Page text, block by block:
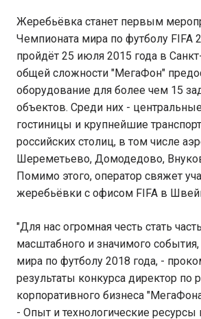
Жеребьёвка станет первым
Чемпионата мира по футболу FIFA
пройдёт 25 июля 2015 года в
общей сложности "МегаФон"
оборудование для более чем 15
объектов. Среди них -
гостиницы и крупнейшие
российских столиц, в том числе
Шереметьево, Домодедово,
Помимо этого, оператор свяжет
жеребьёвки с офисом FIFA в
"Для нас огромная честь стать
масштабного и значимого
мира по футболу 2018 года, -
результаты конкурса директор по
корпоративного бизнеса
- Опыт и технологические